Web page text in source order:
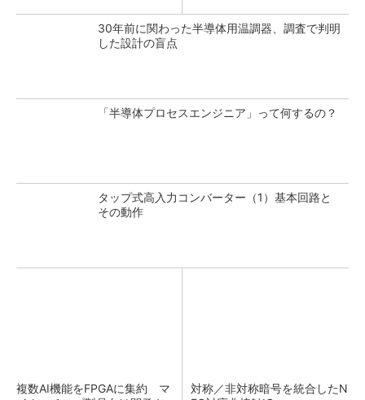
30年前に関わった半導体用温調器、調査で判明
した設計の盲点
「半導体プロセスエンジニア」って何するの？
タップ式高入力コンバーター（1）基本回路と
その動作
複数AI機能をFPGAに集約 マ
対称／非対称暗号を統合したN